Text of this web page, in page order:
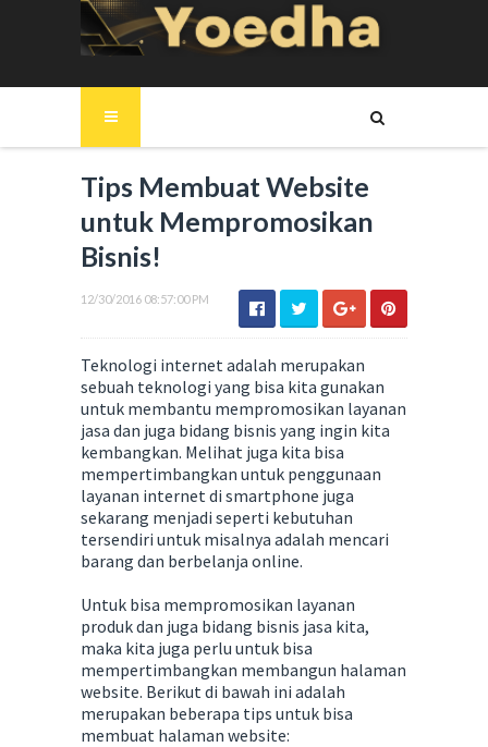
Tips Membuat Website
untuk Mempromosikan
Bisnis!
12/30/2016 08:57:00 PM
Teknologi internet adalah merupakan
sebuah teknologi yang bisa kita gunakan
untuk membantu mempromosikan layanan
jasa dan juga bidang bisnis yang ingin kita
kembangkan. Melihat juga kita bisa
mempertimbangkan untuk penggunaan
layanan internet di smartphone juga
sekarang menjadi seperti kebutuhan
tersendiri untuk misalnya adalah mencari
barang dan berbelanja online.
Untuk bisa mempromosikan layanan
produk dan juga bidang bisnis jasa kita,
maka kita juga perlu untuk bisa
mempertimbangkan membangun halaman
website. Berikut di bawah ini adalah
merupakan beberapa tips untuk bisa
membuat halaman website: